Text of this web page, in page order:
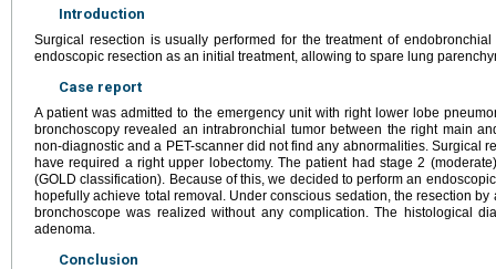
Introduction
Surgical resection is usually performed for the treatment of
endoscopic resection as an initial treatment, allowing to spare lung
Case report
A patient was admitted to the emergency unit with right lower lobe
bronchoscopy revealed an intrabronchial tumor between the right main
non-diagnostic and a PET-scanner did not find any abnormalities. Surgical
have required a right upper lobectomy. The patient had stage 2
(GOLD classification). Because of this, we decided to perform an
hopefully achieve total removal. Under conscious sedation, the resection
bronchoscope was realized without any complication. The histological
adenoma.
Conclusion